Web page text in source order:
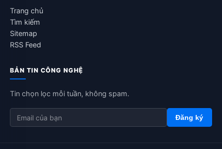
Trang chủ
Tìm kiếm
Sitemap
RSS Feed
BẢN TIN CÔNG NGHỆ
Tin chọn lọc mỗi tuần, không spam.
Đăng ký